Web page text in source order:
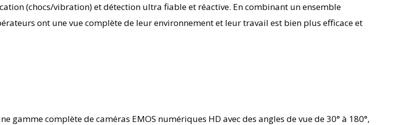
(chocs/vibration) et détection ultra fiable et réactive. En combinant un ensemble
ont une vue complète de leur environnement et leur travail est bien plus efficace et
gamme complète de caméras EMOS numériques HD avec des angles de vue de 30° à 180°,